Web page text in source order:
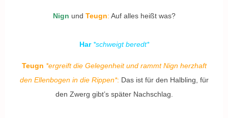
Nign und Teugn: Auf alles heißt was?
Har *schweigt beredt*
Teugn *ergreift die Gelegenheit und rammt Nign herzhaft
den Ellenbogen in die Rippen*: Dasist für den Halbling, für
den Zwerg gibt’s später Nachschlag.